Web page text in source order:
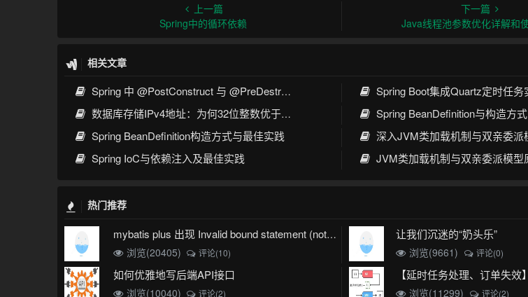
上一篇
Spring中的循环依赖
下一篇
Java线程池参数优化详解和
相关文章
Spring 中 @PostConstruct 与 @PreDestroy 的完整与实战
Spring Boot集成Quartz定时任务实战 | Cron
数据库存储IPv4地址：为何32位整数优于字符串 | 性能分析
Spring BeanDefinition与构造方式
Spring BeanDefinition构造方式与最佳实践
深入JVM类加载机制与双亲委派
Spring IoC与依赖注入及最佳实践
JVM类加载机制与双亲委派模型
热门推荐
mybatis plus 出现 Invalid bound statement (not found)
浏览(20405)
评论(10)
让我们沉迷的“奶头乐”
浏览(9661) 评论(0)
如何优雅地写后端API接口
浏览(10040) 评论(2)
浏览(11299)
评论(2)